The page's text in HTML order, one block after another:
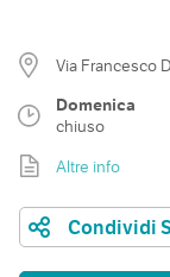
Via Francesco
Domenica
chiuso
Altre info
Condividi